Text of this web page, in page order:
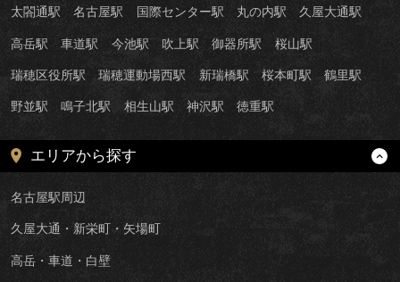
太閤通駅 名古屋駅 国際センター駅 丸の内駅 久屋大通駅
高岳駅 車道駅 今池駅 吹上駅 御器所駅 桜山駅
瑞穂区役所駅 瑞穂運動場西駅 新瑞橋駅 桜本町駅 鶴里駅
野並駅 鳴子北駅 相生山駅 神沢駅 徳重駅
エリアから探す
名古屋駅周辺
久屋大通・新栄町・矢場町
高岳・車道・白壁